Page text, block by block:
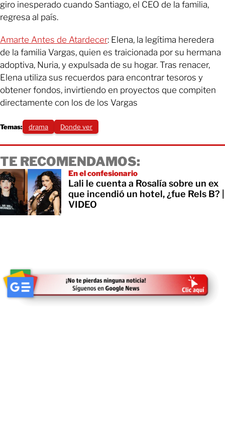
giro inesperado cuando Santiago, el CEO de la familia,
regresa al país.
Amarte Antes de Atardecer: Elena, la legítima heredera
de la familia Vargas, quien es traicionada por su hermana
adoptiva, Nuria, y expulsada de su hogar. Tras renacer,
Elena utiliza sus recuerdos para encontrar tesoros y
obtener fondos, invirtiendo en proyectos que compiten
directamente con los de los Vargas
Temas: drama Donde ver
TE RECOMENDAMOS:
En el confesionario
Lali le cuenta a Rosalía sobre un ex
que incendió un hotel, ¿fue Rels B? |
VIDEO